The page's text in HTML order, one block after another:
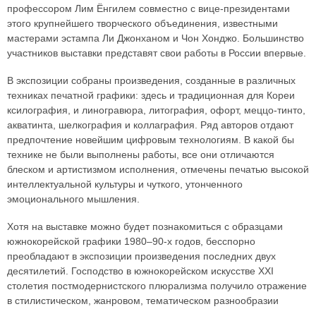
профессором Лим Ёнгилем совместно с вице-президентами
этого крупнейшего творческого объединения, известными
мастерами эстампа Ли Джонханом и Чон Хонджо. Большинство
участников выставки представят свои работы в России впервые.
В экспозиции собраны произведения, созданные в различных
техниках печатной графики: здесь и традиционная для Кореи
ксилография, и линогравюра, литография, офорт, меццо-тинто,
акватинта, шелкография и коллаграфия. Ряд авторов отдают
предпочтение новейшим цифровым технологиям. В какой бы
технике не были выполнены работы, все они отличаются
блеском и артистизмом исполнения, отмечены печатью высокой
интеллектуальной культуры и чуткого, утонченного
эмоционального мышления.
Хотя на выставке можно будет познакомиться с образцами
южнокорейской графики 1980–90-х годов, бесспорно
преобладают в экспозиции произведения последних двух
десятилетий. Господство в южнокорейском искусстве XXI
столетия постмодернистского плюрализма получило отражение
в стилистическом, жанровом, тематическом разнообразии